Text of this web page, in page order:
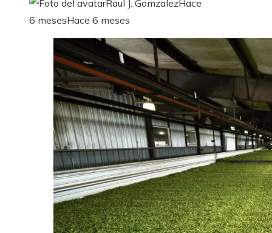
Raul J. GomzalezHace
6 mesesHace 6 meses